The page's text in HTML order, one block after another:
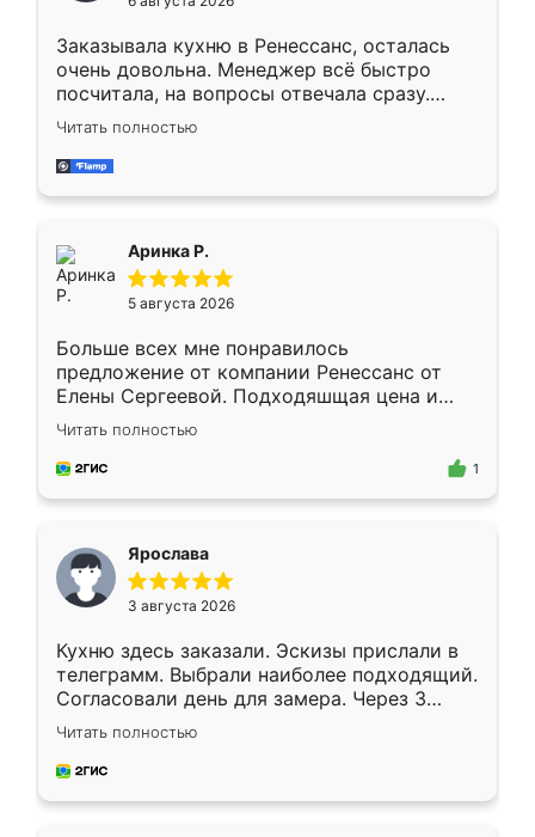
мебели буду заказывать только здесь.
Заказывала кухню в Ренессанс, осталась
очень довольна. Менеджер всё быстро
посчитала, на вопросы отвечала сразу.
Замерщик приехал в субботу, подошёл к
делу со всей ответственностью. Собрали
за день, ребята работали аккуратно, даже
Читать полностью
Аринка Р.
5 августа 2026
Больше всех мне понравилось
предложение от компании Ренессанс от
Елены Сергеевой. Подходяшщая цена и
короткие сроки изготовления. Приехавший
для замера сотрудник Владислав
предложил по моему эскизу самый
Читать полностью
1
Ярослава
3 августа 2026
Кухню здесь заказали. Эскизы прислали в
телеграмм. Выбрали наиболее подходящий.
Согласовали день для замера. Через 3
недели кухня была уже готова. Остались
довольны работой. Спасибо Ренессанс
мебель за качественную работу!
Читать полностью